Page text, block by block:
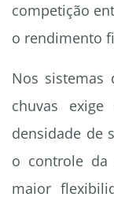
competição
o rendimento
Nos sistemas
chuvas
densidade de
o controle da
maior